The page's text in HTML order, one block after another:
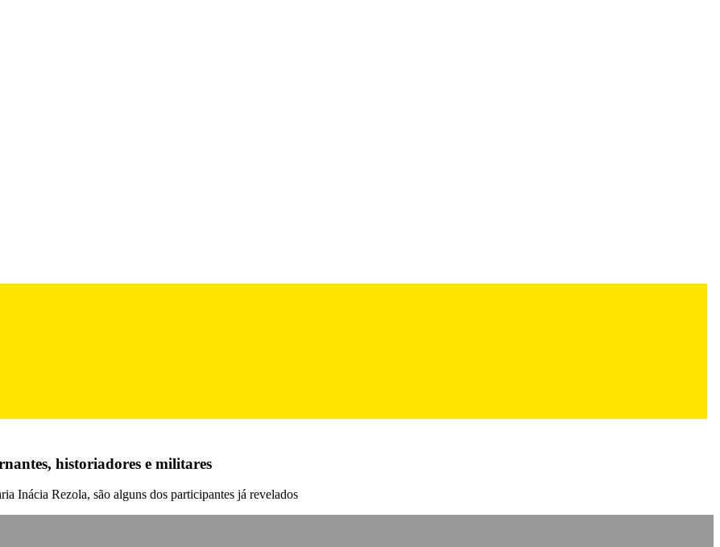
historiadores e militares
Inácia Rezola, são alguns dos participantes já revelados